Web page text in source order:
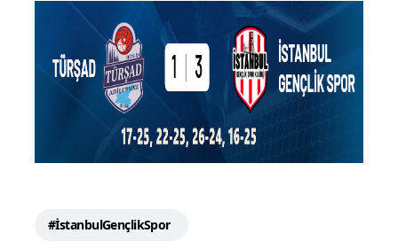
#İstanbulGençlikSpor